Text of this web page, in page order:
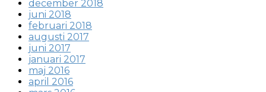
december 2018
juni 2018
februari 2018
augusti 2017
juni 2017
januari 2017
maj 2016
april 2016